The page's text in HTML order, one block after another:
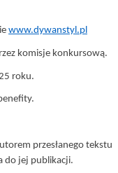
www.dywanstyl.pl
komisje konkursową.
roku.
przesłanego tekstu
do jej publikacji.